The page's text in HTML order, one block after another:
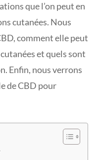
que l’on peut en
cutanées. Nous
comment elle peut
et quels sont
Enfin, nous verrons
de CBD pour